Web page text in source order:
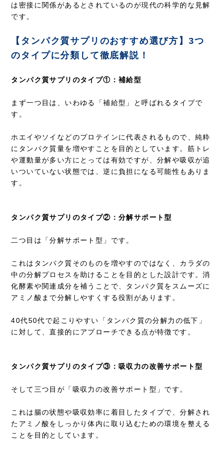
は密接に関係があるとされているのが現代の科学的な見解
です。
【タンパク質サプリのおすすめ選び方】3つ
のタイプに分類して徹底解説！
タンパク質サプリのタイプ①：補給型
まず一つ目は、いわゆる「補給型」と呼ばれるタイプで
す。
ホエイやソイなどのプロテインに代表されるもので、純粋
にタンパク質量を増やすことを目的としています。筋トレ
や運動量が多い方にとっては有効ですが、分解や吸収が追
いついていない状態では、逆に負担になる可能性もありま
す。
タンパク質サプリのタイプ②：分解サポート型
二つ目は「分解サポート型」です。
これはタンパク質そのものを増やすのではなく、カラダの
中の分解プロセスを助けることを目的とした設計です。消
化酵素や関連成分を補うことで、タンパク質をスムーズに
アミノ酸まで分解しやすくする役割があります。
40代50代で起こりやすい「タンパク質の分解力の低下」
に対して、直接的にアプローチできる点が特徴です。
タンパク質サプリのタイプ③：吸収力の改善サポート型
そして三つ目が「吸収力の改善サポート型」です。
これは腸の状態や吸収効率に着目したタイプで、分解され
たアミノ酸をしっかり体内に取り込むための環境を整える
ことを目的としています。